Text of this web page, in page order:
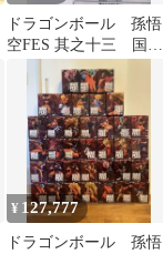
ドラゴンボール 孫悟
空FES 其之十三 国内
¥ 127,777
ドラゴンボール 孫悟